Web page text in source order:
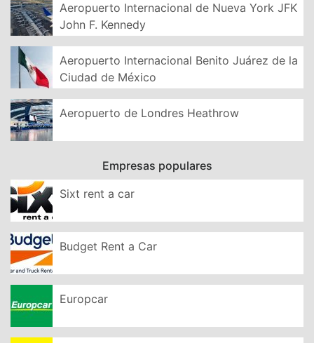
Aeropuerto Internacional de Nueva York JFK
John F. Kennedy
Aeropuerto Internacional Benito Juárez de la
Ciudad de México
Aeropuerto de Londres Heathrow
Empresas populares
Sixt rent a car
Budget Rent a Car
Europcar